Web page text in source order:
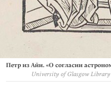
Петр из Айи. «О согласии
University of Glasgow